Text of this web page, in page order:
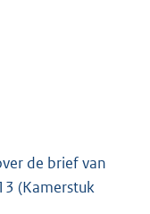
de brief van
(Kamerstuk